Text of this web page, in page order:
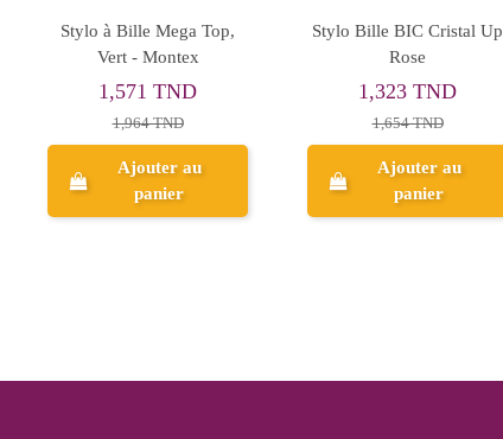
Stabilo Pen 68 Brush
Orange
3,475 TND
4,344 TND
Ajouter au
panier
Stylo Bille BIC Cristal Up
Violet
1,323 TND
1,654 TND
Ajouter au
panier